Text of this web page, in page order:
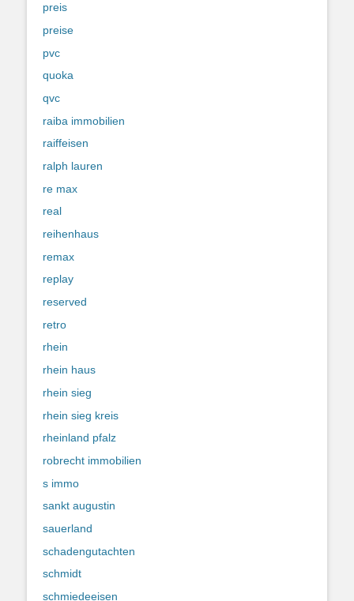
preis
preise
pvc
quoka
qvc
raiba immobilien
raiffeisen
ralph lauren
re max
real
reihenhaus
remax
replay
reserved
retro
rhein
rhein haus
rhein sieg
rhein sieg kreis
rheinland pfalz
robrecht immobilien
s immo
sankt augustin
sauerland
schadengutachten
schmidt
schmiedeeisen